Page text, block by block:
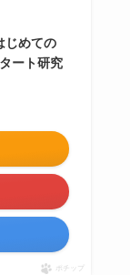
じめての
ート研究
ポチップ